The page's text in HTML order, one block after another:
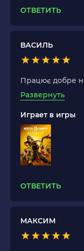
ОТВЕТИТЬ
ВАСИЛЬ
Працює добре
Развернуть
Играет в игры
ОТВЕТИТЬ
МАКСИМ